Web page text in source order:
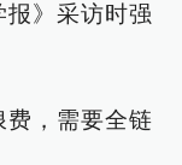
》采访时强
费，需要全链